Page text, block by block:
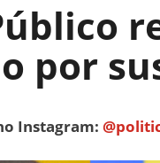
por
Instagram: